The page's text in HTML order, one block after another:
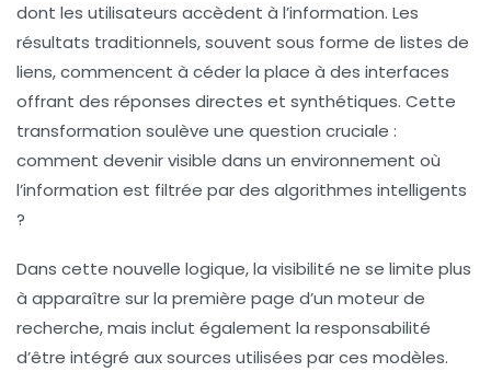
dont les utilisateurs accèdent à l’information. Les
résultats traditionnels, souvent sous forme de listes de
liens, commencent à céder la place à des interfaces
offrant des réponses directes et synthétiques. Cette
transformation soulève une question cruciale :
comment devenir visible dans un environnement où
l’information est filtrée par des algorithmes intelligents
?
Dans cette nouvelle logique, la visibilité ne se limite plus
à apparaître sur la première page d’un moteur de
recherche, mais inclut également la responsabilité
d’être intégré aux sources utilisées par ces modèles.